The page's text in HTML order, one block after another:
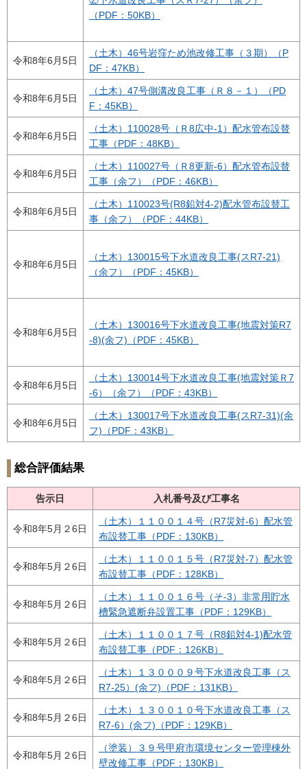
（PDF：50KB）
令和8年6月5日
（土木）46号岩窪ため池改修工事（３期）（P
DF：47KB）
令和8年6月5日
（土木）47号側溝改良工事（Ｒ８－１）（PD
F：45KB）
令和8年6月5日
（土木）110028号（Ｒ8広中-1）配水管布設替
工事（PDF：48KB）
令和8年6月5日
（土木）110027号（Ｒ8更新-6）配水管布設替
工事（余フ）（PDF：46KB）
令和8年6月5日
（土木）110023号(R8鉛対4-2)配水管布設替工
事（余フ）（PDF：44KB）
令和8年6月5日
（土木）130015号下水道改良工事(スR7-21)
（余フ）
（PDF：45KB）
令和8年6月5日
（土木）130016号下水道改良工事(地震対策R7
-8)(余フ) （PDF：45KB）
令和8年6月5日
（土木）130014号下水道改良工事(地震対策Ｒ7
-6）（余フ）（PDF：43KB）
令和8年6月5日
（土木）130017号下水道改良工事(スR7-31)(余
フ)（PDF：43KB）
総合評価結果
告示日 入札番号及び工事名
令和8年5月２6日
（土木）１１００１４号（R7災対-6）配水管
布設替工事（PDF：130KB）
令和8年5月２6日
（土木）１１００１５号（R7災対-7）配水管
布設替工事（PDF：128KB）
令和8年5月２6日
（土木）１１００１６号（そ-3）非常用貯水
槽緊急遮断弁設置工事（PDF：129KB）
令和8年5月２6日
（土木）１１００１７号（R8鉛対4-1)配水管
布設替工事（PDF：126KB）
令和8年5月２6日
（土木）１３０００９号下水道改良工事（ス
R7-25）(余フ)（PDF：131KB）
令和8年5月２6日
（土木）１３００１０号下水道改良工事（ス
R7-6）(余フ)（PDF：129KB）
令和8年5月２6日
（塗装）３９号甲府市環境センター管理棟外
壁改修工事（PDF：130KB）